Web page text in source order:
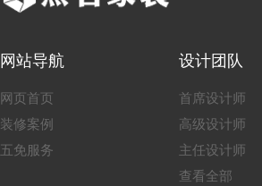
网站导航
网页首页
装修案例
五免服务
设计团队
首席设计师
高级设计师
主任设计师
查看全部